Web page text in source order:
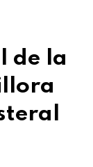
de la